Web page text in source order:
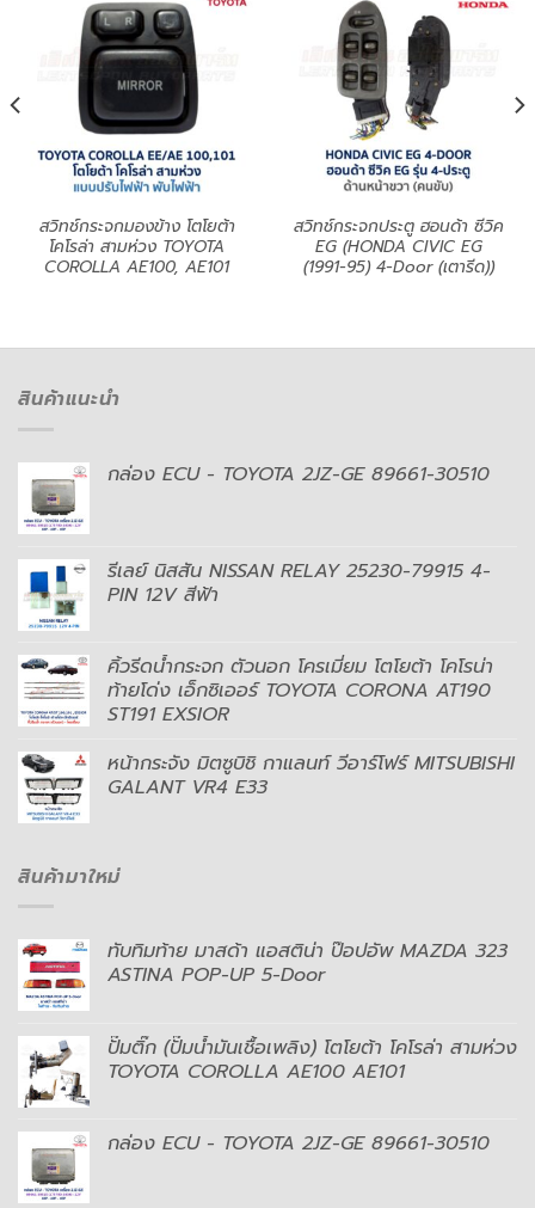
สวิทช์กระจกมองข้าง โตโยต้า
โคโรล่า สามห่วง TOYOTA
COROLLA AE100, AE101
สวิทช์กระจกประตู ฮอนด้า ซีวิค
EG (HONDA CIVIC EG
(1991-95) 4-Door (เตารีด))
สินค้าแนะนำ
กล่อง ECU - TOYOTA 2JZ-GE 89661-30510
รีเลย์ นิสสัน NISSAN RELAY 25230-79915 4-
PIN 12V สีฟ้า
คิ้วรีดน้ำกระจก ตัวนอก โครเมี่ยม โตโยต้า โคโรน่า
ท้ายโด่ง เอ็กซิเออร์ TOYOTA CORONA AT190
ST191 EXSIOR
หน้ากระจัง มิตซูบิชิ กาแลนท์ วีอาร์โฟร์ MITSUBISHI
GALANT VR4 E33
สินค้ามาใหม่
ทับทิมท้าย มาสด้า แอสติน่า ป๊อปอัพ MAZDA 323
ASTINA POP-UP 5-Door
ปั๊มติ๊ก (ปั๊มน้ำมันเชื้อเพลิง) โตโยต้า โคโรล่า สามห่วง
TOYOTA COROLLA AE100 AE101
กล่อง ECU - TOYOTA 2JZ-GE 89661-30510